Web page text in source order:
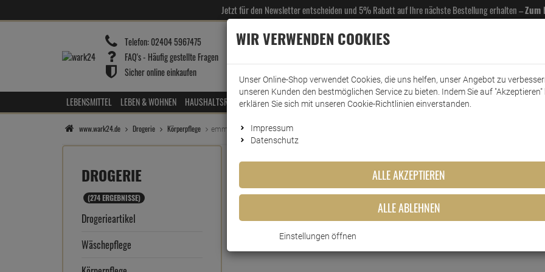
Jetzt für den Newsletter entscheiden und 5% Rabatt auf Ihre nächste Bestellung erhalten –Zum
Telefon:02404 5967475
FAQ's - Häufig gestellte Fragen
Sicher online einkaufen
LEBENSMITTEL LEBEN & WOHNEN HAUSHALTSREINIGER HOTEL- & GASTROBEDARF DROGERIE KÜCHE & HAUSHALT KFZ
www.wark24.de Drogerie Körperpflege emmi dent Ultraschall
DROGERIE
(274 ERGEBNISSE)
Drogerieartikel
Wäschepflege
emmi dent
Es wurden keine Artikel gefunden
WIR VERWENDEN COOKIES
Unser Online-Shop verwendet Cookies, die uns helfen, unser Angebot zu
unseren Kunden den bestmöglichen Service zu bieten. Indem Sie auf "Akzeptieren"
erklären Sie sich mit unseren Cookie-Richtlinien einverstanden.
Impressum
Datenschutz
ALLE AKZEPTIEREN
ALLE ABLEHNEN
Einstellungen öffnen